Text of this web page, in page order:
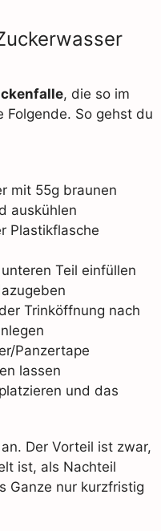
, die so im
So gehst du
mit 55g braunen
auskühlen
Plastikflasche
Teil einfüllen
Trinköffnung nach
Panzertape
lassen
und das
Der Vorteil ist zwar,
ist, als Nachteil
Ganze nur kurzfristig